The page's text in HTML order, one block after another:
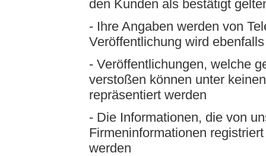
den Kunden als bestätigt
- Ihre Angaben werden von
Veröffentlichung wird
- Veröffentlichungen, welche
verstoßen können unter
repräsentiert werden
- Die Informationen, die von
Firmeninformationen
werden